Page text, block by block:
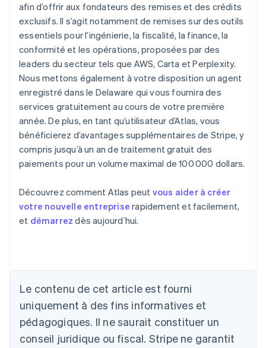
afin d’offrir aux fondateurs des remises et des crédits
exclusifs. Il s’agit notamment de remises sur des outils
essentiels pour l’ingénierie, la fiscalité, la finance, la
conformité et les opérations, proposées par des
leaders du secteur tels que AWS, Carta et Perplexity.
Nous mettons également à votre disposition un agent
enregistré dans le Delaware qui vous fournira des
services gratuitement au cours de votre première
année. De plus, en tant qu’utilisateur d’Atlas, vous
bénéficierez d’avantages supplémentaires de Stripe, y
compris jusqu’à un an de traitement gratuit des
paiements pour un volume maximal de 100 000 dollars.
Découvrez comment Atlas peut vous aider à créer
votre nouvelle entreprise rapidement et facilement,
et démarrezdès aujourd’hui.
Le contenu de cet article est fourni
uniquement à des fins informatives et
pédagogiques. Il ne saurait constituer un
conseil juridique ou fiscal. Stripe ne garantit
Allemagne
Australie